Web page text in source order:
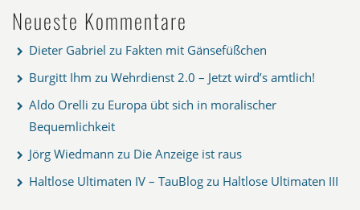
Neueste Kommentare
Dieter Gabriel zu Fakten mit Gänsefüßchen
Burgitt Ihm zu Wehrdienst 2.0 – Jetzt wird’s amtlich!
Aldo Orelli zu Europa übt sich in moralischer
Bequemlichkeit
Jörg Wiedmann zu Die Anzeige ist raus
Haltlose Ultimaten IV – TauBlog zu Haltlose Ultimaten III